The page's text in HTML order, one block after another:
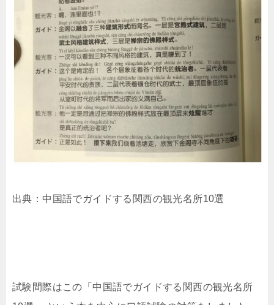
出典：中国語でガイドする関西の観光名所10選
試験間際はこの「中国語でガイドする関西の観光名所